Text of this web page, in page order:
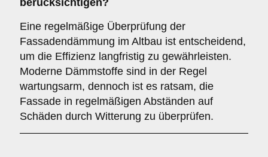
berücksichtigen?
Eine regelmäßige Überprüfung der
Fassadendämmung im Altbau ist entscheidend,
um die Effizienz langfristig zu gewährleisten.
Moderne Dämmstoffe sind in der Regel
wartungsarm, dennoch ist es ratsam, die
Fassade in regelmäßigen Abständen auf
Schäden durch Witterung zu überprüfen.